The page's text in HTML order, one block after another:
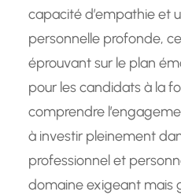
capacité d’empathie et
personnelle profonde,
éprouvant sur le plan
pour les candidats à la
comprendre
à investir pleinement
professionnel et
domaine exigeant mais